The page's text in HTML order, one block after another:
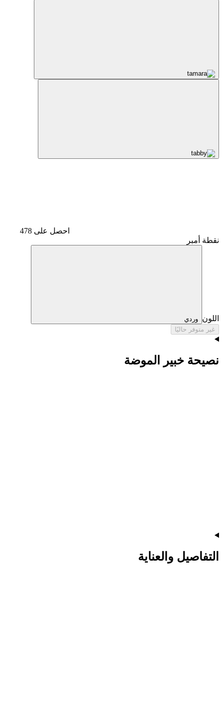
احصل على 478
نقطة أمبر
اللون وردي
غير متوفر حاليًا
نصيحة خبير الموضة
التفاصيل والعناية